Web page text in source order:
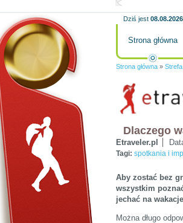
Dziś jest 08.08.2026
Strona główna
Strona główna »
Dlaczego
Etraveler.pl
Tagi: spotkania i
Aby zostać bez
wszystkim
jechać na
Można długo